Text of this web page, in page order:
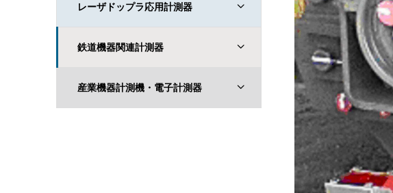
レーザドップラ応用計測器
鉄道機器関連計測器
産業機器計測機・電子計測器